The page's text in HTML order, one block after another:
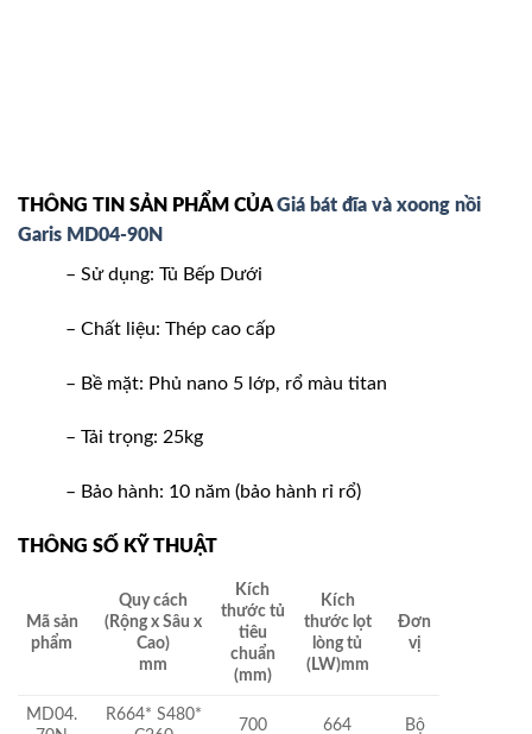
THÔNG TIN SẢN PHẨM CỦAGiá bát đĩa và xoong nồi
Garis MD04-90N
– Sử dụng: Tủ Bếp Dưới
– Chất liệu: Thép cao cấp
– Bề mặt: Phủ nano 5 lớp, rổ màu titan
– Tải trọng: 25kg
– Bảo hành: 10 năm (bảo hành rỉ rổ)
THÔNG SỐ KỸ THUẬT
Mã sản
phẩm
Quy cách
(Rộng x Sâu x
Cao)
mm
Kích
thước tủ
tiêu
chuẩn
(mm)
Kích
thước lọt
lòng tủ
(LW)mm
Đơn
vị
MD04.
R664* S480*
700 664 Bộ